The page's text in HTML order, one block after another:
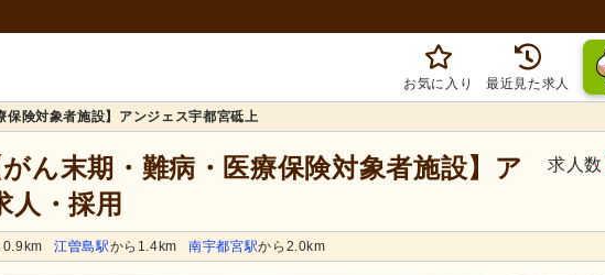
お気に入り 最近見た求人
保険対象者施設】アンジェス宇都宮砥上
ん末期・難病・医療保険対象者施設】ア
人・採用
求人数
0.9km 江曽島駅から1.4km 南宇都宮駅から2.0km